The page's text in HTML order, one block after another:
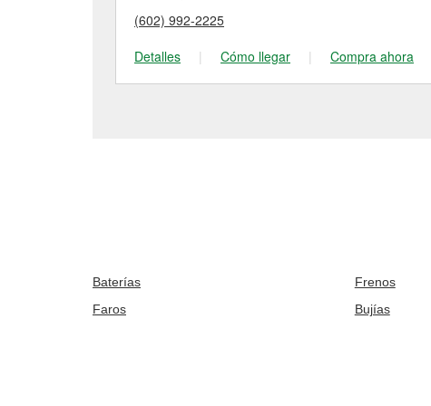
(602) 992-2225
Detalles
| Cómo llegar | Compra ahora
Baterías Frenos
Faros
Bujías